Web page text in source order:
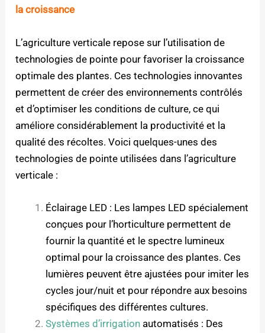
la croissance
L’agriculture verticale repose sur l’utilisation de
technologies de pointe pour favoriser la croissance
optimale des plantes. Ces technologies innovantes
permettent de créer des environnements contrôlés
et d’optimiser les conditions de culture, ce qui
améliore considérablement la productivité et la
qualité des récoltes. Voici quelques-unes des
technologies de pointe utilisées dans l’agriculture
verticale :
Éclairage LED : Les lampes LED spécialement
conçues pour l’horticulture permettent de
fournir la quantité et le spectre lumineux
optimal pour la croissance des plantes. Ces
lumières peuvent être ajustées pour imiter les
cycles jour/nuit et pour répondre aux besoins
spécifiques des différentes cultures.
Systèmes d’irrigation automatisés : Des